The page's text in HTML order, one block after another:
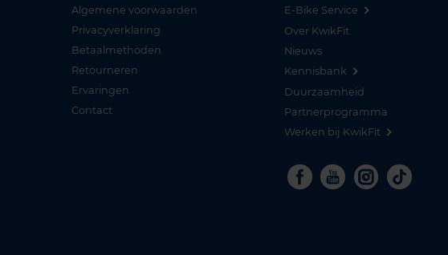
Algemene voorwaarden
Privacyverklaring
Betaalmethoden
Retourneren
Ervaringen
Contact
E-Bike Service
Over KwikFit
Nieuws
Kennisbank
Duurzaamheid
Partnerprogramma
Werken bij KwikFit
Facebook
Youtube